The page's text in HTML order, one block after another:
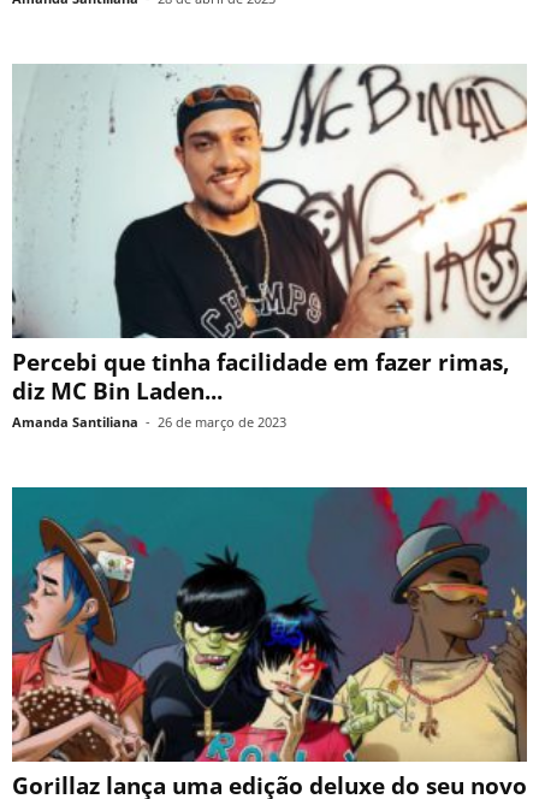
Percebi que tinha facilidade em fazer rimas,
diz MC Bin Laden...
Amanda Santiliana - 26 de março de 2023
Gorillaz lança uma edição deluxe do seu novo